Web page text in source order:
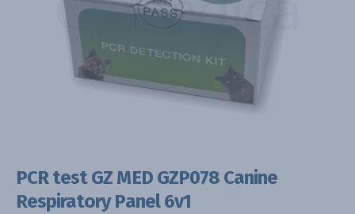
PCR test GZ MED GZP078 Canine
Respiratory Panel 6v1